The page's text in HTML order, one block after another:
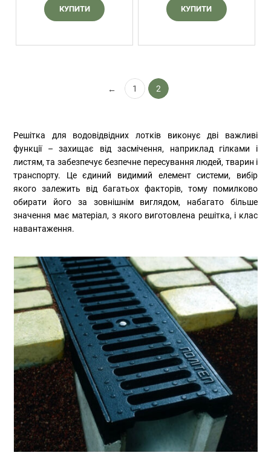
КУПИТИ КУПИТИ
← 1 2
Решітка для водовідвідних лотків виконує дві важливі
функції – захищає від засмічення, наприклад гілками і
листям, та забезпечує безпечне пересування людей, тварин і
транспорту. Це єдиний видимий елемент системи, вибір
якого залежить від багатьох факторів, тому помилково
обирати його за зовнішнім виглядом, набагато більше
значення має матеріал, з якого виготовлена решітка, і клас
навантаження.